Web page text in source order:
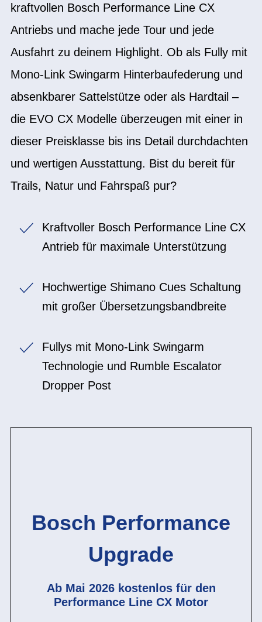
kraftvollen Bosch Performance Line CX
Antriebs und mache jede Tour und jede
Ausfahrt zu deinem Highlight. Ob als Fully mit
Mono-Link Swingarm Hinterbaufederung und
absenkbarer Sattelstütze oder als Hardtail –
die EVO CX Modelle überzeugen mit einer in
dieser Preisklasse bis ins Detail durchdachten
und wertigen Ausstattung. Bist du bereit für
Trails, Natur und Fahrspaß pur?
Kraftvoller Bosch Performance Line CX
Antrieb für maximale Unterstützung
Hochwertige Shimano Cues Schaltung
mit großer Übersetzungsbandbreite
Fullys mit Mono-Link Swingarm
Technologie und Rumble Escalator
Dropper Post
Bosch Performance
Upgrade
Ab Mai 2026 kostenlos für den
Performance Line CX Motor